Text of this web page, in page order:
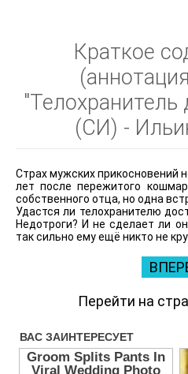
Краткое
(СИ) -
Страх мужских прикосновений
лет после пережитого
собственного отца, но одна
Удастся ли телохранителю
Недотроги? И не сделает ли
так сильно ему ещё никто не
Перейти на